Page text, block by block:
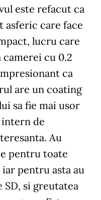
este refacut ca
asferic care face
lucru care
cu 0.2
ca
are un coating
sa fie mai usor
de
Au
pentru toate
pentru asta au
SD, si greutatea